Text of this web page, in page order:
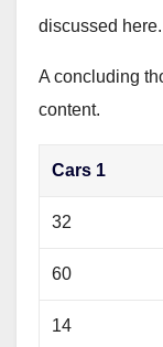
discussed here.
A concluding
content.
Cars 1
32
60
14